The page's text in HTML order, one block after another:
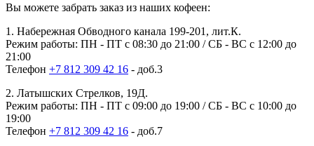
Вы можете забрать заказ из наших кофеен:
1. Набережная Обводного канала 199-201, лит.К.
Режим работы: ПН - ПТ с 08:30 до 21:00 / СБ - ВС с 12:00 до
21:00
Телефон +7 812 309 42 16 - доб.3
2. Латышских Стрелков, 19Д.
Режим работы: ПН - ПТ с 09:00 до 19:00 / СБ - ВС с 10:00 до
19:00
Телефон +7 812 309 42 16 - доб.7